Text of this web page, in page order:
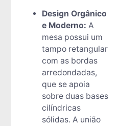
Design Orgânico
e Moderno: A
mesa possui um
tampo retangular
com as bordas
arredondadas,
que se apoia
sobre duas bases
cilíndricas
sólidas. A união